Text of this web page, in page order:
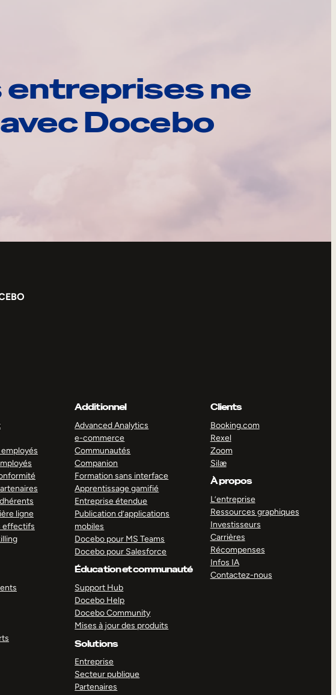
entreprises ne
Docebo
ligne
effectifs
Additionnel
Advanced Analytics
e-commerce
Communautés
Companion
Formation sans interface
Apprentissage gamifié
Entreprise étendue
Publication d’applications
mobiles
Docebo pour MS Teams
Docebo pour Salesforce
Éducation et communauté
Support Hub
Docebo Help
Docebo Community
Mises à jour des produits
Solutions
Entreprise
Secteur publique
Partenaires
Clients
Booking.com
Rexel
Zoom
Silæ
À propos
L’entreprise
Ressources graphiques
Investisseurs
Carrières
Récompenses
Infos IA
Contactez-nous